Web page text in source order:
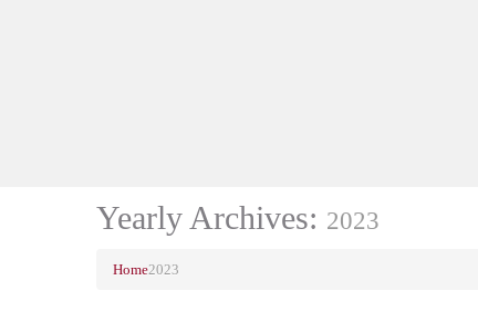
Yearly Archives: 2023
Home2023